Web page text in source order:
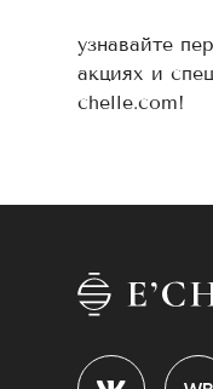
узнавайте
акциях и
chelle.com!